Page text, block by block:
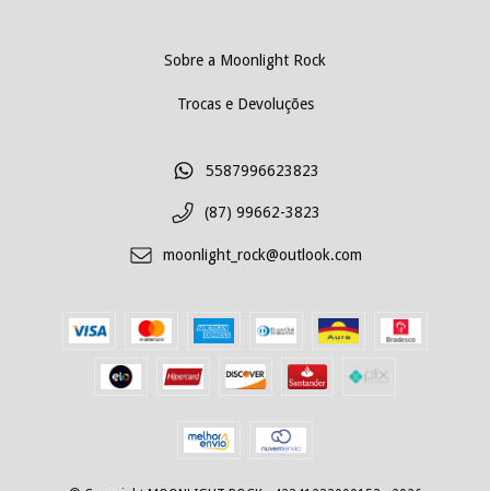
Sobre a Moonlight Rock
Trocas e Devoluções
5587996623823
(87) 99662-3823
moonlight_rock@outlook.com